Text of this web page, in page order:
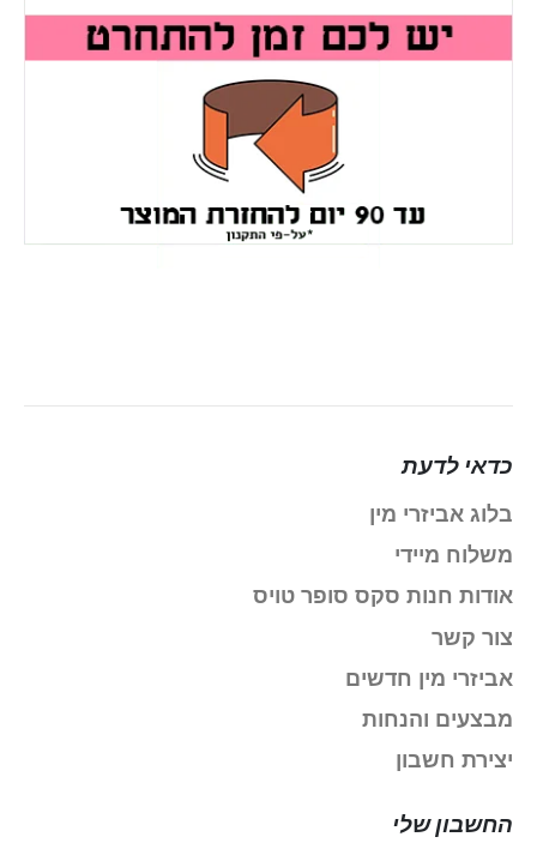
כדאי לדעת
בלוג אביזרי מין
משלוח מיידי
אודות חנות סקס סופר טויס
צור קשר
אביזרי מין חדשים
מבצעים והנחות
יצירת חשבון
החשבון שלי